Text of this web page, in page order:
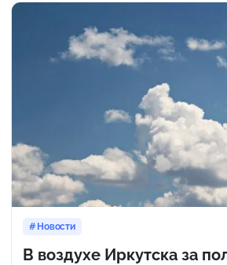
Новости
В воздухе Иркутска за